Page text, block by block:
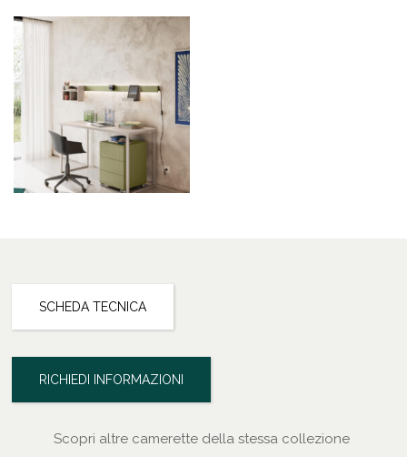
SCHEDA TECNICA
RICHIEDI INFORMAZIONI
Scopri altre camerette della stessa collezione